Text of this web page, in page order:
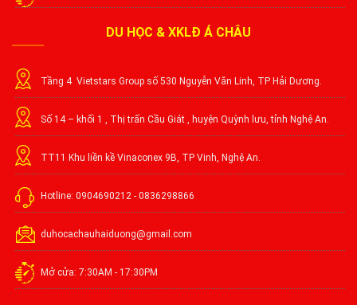
DU HỌC & XKLĐ Á CHÂU
Tầng 4 Vietstars Group số 530 Nguyễn Văn Linh, TP Hải Dương.
Số 14 – khối 1 , Thị trấn Cầu Giát , huyện Quỳnh lưu, tỉnh Nghệ An.
TT11 Khu liền kề Vinaconex 9B, TP Vinh, Nghệ An.
Hotline: 0904690212 - 0836298866
duhocachauhaiduong@gmail.com
Mở cửa: 7:30AM - 17:30PM